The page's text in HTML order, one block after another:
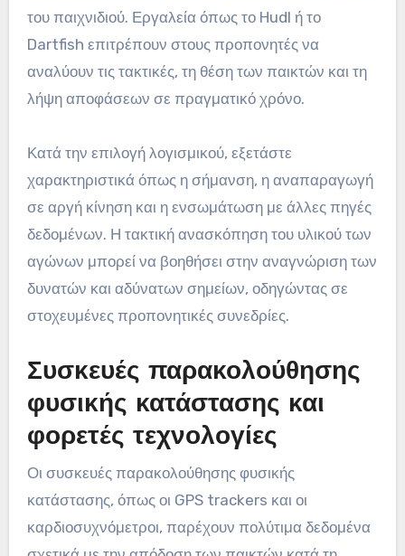
του παιχνιδιού. Εργαλεία όπως το Hudl ή το
Dartfish επιτρέπουν στους προπονητές να
αναλύουν τις τακτικές, τη θέση των παικτών και τη
λήψη αποφάσεων σε πραγματικό χρόνο.
Κατά την επιλογή λογισμικού, εξετάστε
χαρακτηριστικά όπως η σήμανση, η αναπαραγωγή
σε αργή κίνηση και η ενσωμάτωση με άλλες πηγές
δεδομένων. Η τακτική ανασκόπηση του υλικού των
αγώνων μπορεί να βοηθήσει στην αναγνώριση των
δυνατών και αδύνατων σημείων, οδηγώντας σε
στοχευμένες προπονητικές συνεδρίες.
Συσκευές παρακολούθησης
φυσικής κατάστασης και
φορετές τεχνολογίες
Οι συσκευές παρακολούθησης φυσικής
κατάστασης, όπως οι GPS trackers και οι
καρδιοσυχνόμετροι, παρέχουν πολύτιμα δεδομένα